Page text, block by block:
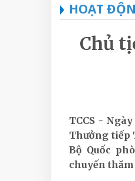
HOẠT
Chủ
TCCS -
Thưởng tiếp
Bộ Quốc
chuyến